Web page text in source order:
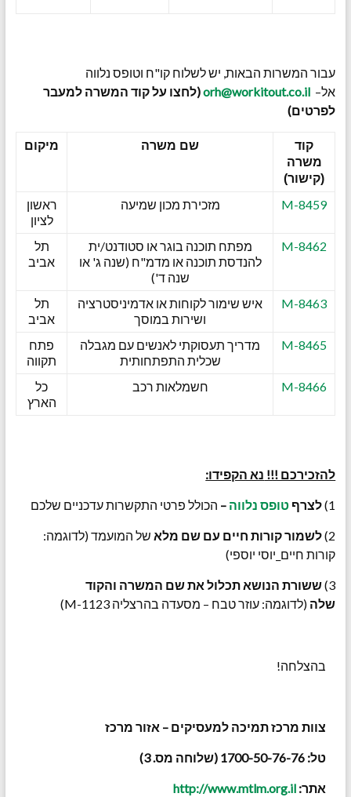
עבור המשרות הבאות, יש לשלוח קו"ח וטופס נלווה
אל– orh@workitout.co.il(לחצו על קוד המשרה למעבר
לפרטים)
קוד
משרה
(קישור)
שם משרה מיקום
M-8459 מזכירת מכון שמיעה
ראשון
לציון
M-8462
מפתח תוכנה בוגר או סטודנט/ית
להנדסת תוכנה או מדמ"ח (שנה ג' או
שנה ד')
תל
אביב
M-8463
איש שימור לקוחות או אדמיניסטרציה
ושירות במוסך
תל
אביב
M-8465
מדריך תעסוקתי לאנשים עם מגבלה
שכלית התפתחותית
פתח
תקווה
M-8466
חשמלאות רכב
כל
הארץ
להזכירכם !!! נא הקפידו:
1) לצרף טופס נלווה – הכולל פרטי התקשרות עדכניים שלכם
2) לשמור קורות חיים עם שם מלא של המועמד (לדוגמה:
קורות חיים_יוסי יוספי)
3) ששורת הנושא תכלול את שם המשרה והקוד
שלה (לדוגמה: עוזר טבח – מסעדה בהרצליה M-1123)
בהצלחה!
צוות מרכז תמיכה למעסיקים – אזור מרכז
טל: 1700-50-76-76 (שלוחה מס. 3)
אתר: http://www.mtlm.org.il